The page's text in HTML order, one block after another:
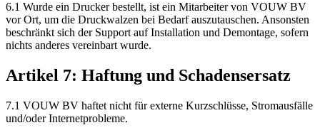
6.1 Wurde ein Drucker bestellt, ist ein Mitarbeiter von VOUW BV
vor Ort, um die Druckwalzen bei Bedarf auszutauschen. Ansonsten
beschränkt sich der Support auf Installation und Demontage, sofern
nichts anderes vereinbart wurde.
Artikel 7: Haftung und Schadensersatz
7.1 VOUW BV haftet nicht für externe Kurzschlüsse, Stromausfälle
und/oder Internetprobleme.